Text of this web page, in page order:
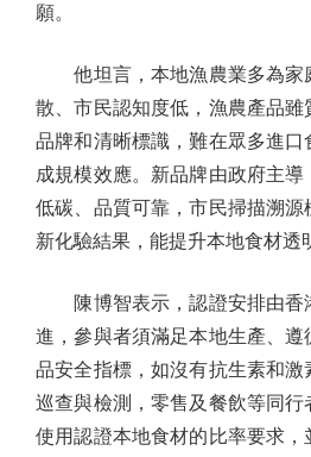
願。
他坦言，本地漁農業多為家
散、市民認知度低，漁農產品
品牌和清晰標識，難在眾多進
成規模效應。新品牌由政府主
低碳、品質可靠，市民掃描溯
新化驗結果，能提升本地食材透
陳博智表示，認證安排由香
進，參與者須滿足本地生產、
品安全指標，如沒有抗生素和激
巡查與檢測，零售及餐飲等同行
使用認證本地食材的比率要求